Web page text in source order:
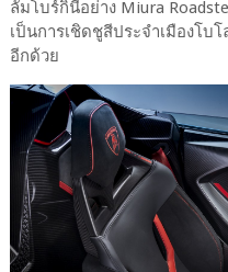
ลัมโบร์กินีอย่าง Miura
เป็นการเชิดชูสีประจำเมืองโ
อีกด้วย